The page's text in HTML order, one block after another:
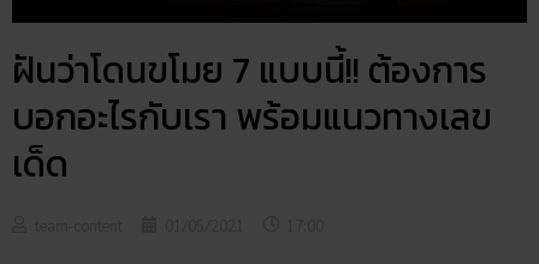
ฝันว่าโดนขโมย 7 แบบนี้!! ต้องการ
บอกอะไรกับเรา พร้อมแนวทางเลข
เด็ด